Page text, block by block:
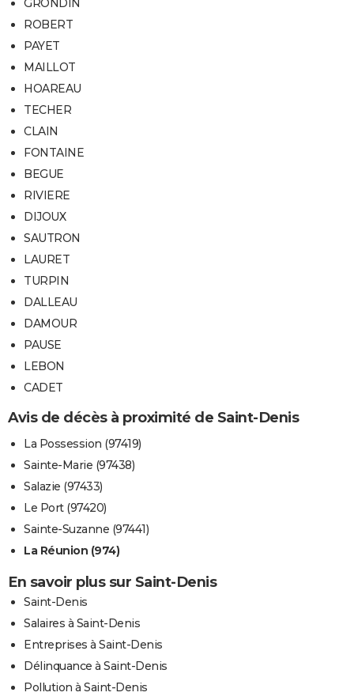
GRONDIN
ROBERT
PAYET
MAILLOT
HOAREAU
TECHER
CLAIN
FONTAINE
BEGUE
RIVIERE
DIJOUX
SAUTRON
LAURET
TURPIN
DALLEAU
DAMOUR
PAUSE
LEBON
CADET
Avis de décès à proximité de Saint-Denis
La Possession (97419)
Sainte-Marie (97438)
Salazie (97433)
Le Port (97420)
Sainte-Suzanne (97441)
La Réunion (974)
En savoir plus sur Saint-Denis
Saint-Denis
Salaires à Saint-Denis
Entreprises à Saint-Denis
Délinquance à Saint-Denis
Pollution à Saint-Denis